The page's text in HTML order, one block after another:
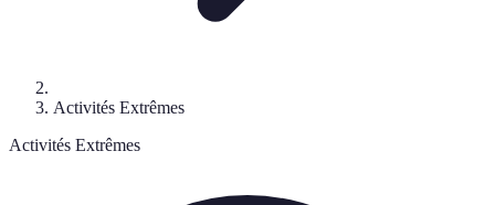
Activités Extrêmes
Activités Extrêmes